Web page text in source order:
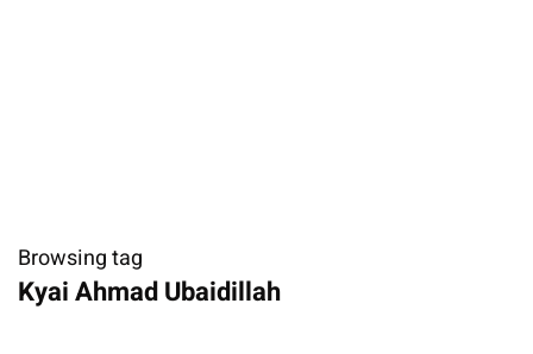
Browsing tag
Kyai Ahmad Ubaidillah